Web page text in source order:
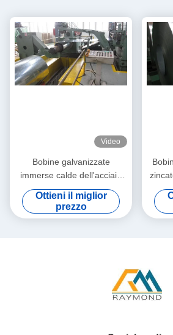
Video
Bobine galvanizzate
immerse calde dell'acciaio
ricoperte zinco d'acciaio
della striscia di SGCC SGCD
JIS G3302
Ottieni il miglior
prezzo